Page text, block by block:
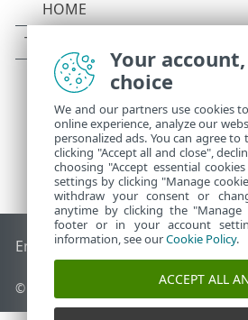
End of LifeBase de connaissances
© 1992 - 2026 ESET, spol. s r.o. - Tous
Your
choice
We and our partners use cookies
online experience, analyze our
personalized ads. You can agree
clicking "Accept all and close",
choosing "Accept essential
settings by clicking "Manage
withdraw your consent or
anytime by clicking the
footer or in your account
information, see ourCookie Policy.
ACCEPT ALL